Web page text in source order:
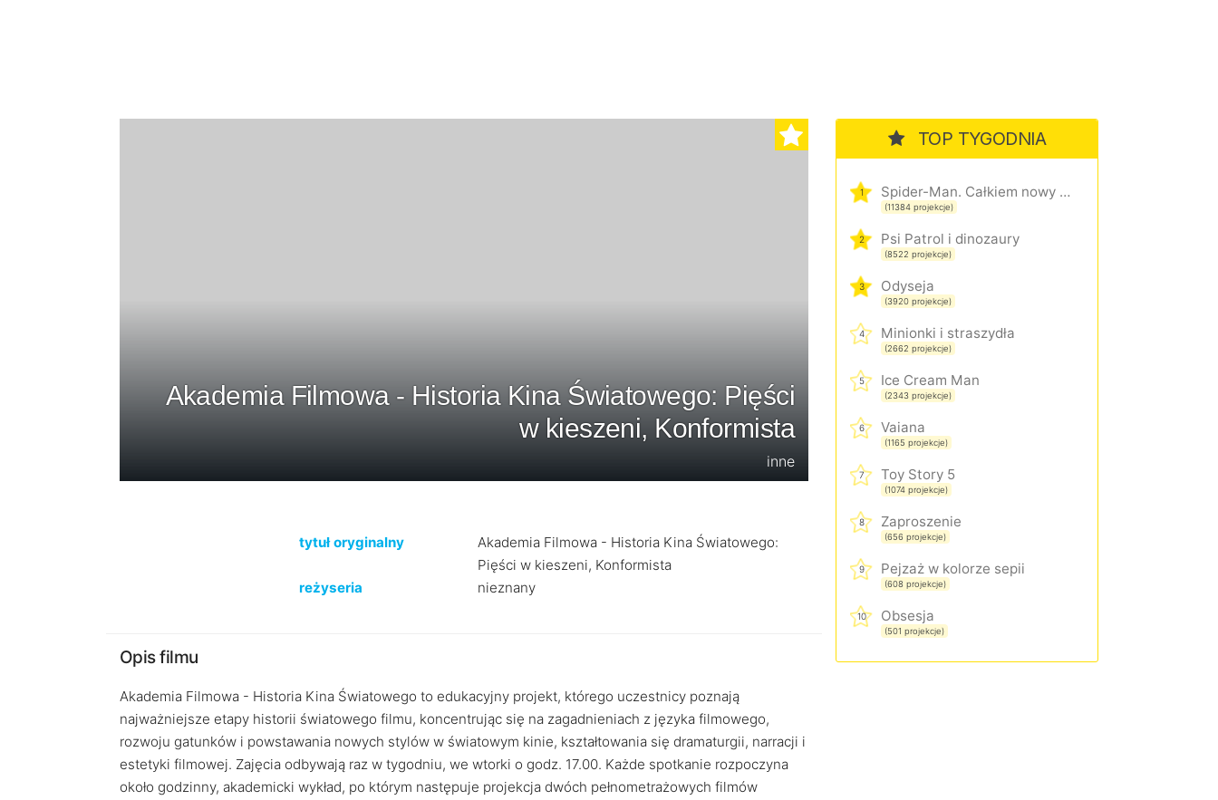
Akademia Filmowa - Historia Kina Światowego: Pięści
w kieszeni, Konformista
inne
tytuł oryginalny
Akademia Filmowa - Historia Kina Światowego:
Pięści w kieszeni, Konformista
reżyseria
nieznany
Opis filmu
Akademia Filmowa - Historia Kina Światowego to edukacyjny projekt, którego uczestnicy poznają
najważniejsze etapy historii światowego filmu, koncentrując się na zagadnieniach z języka filmowego,
rozwoju gatunków i powstawania nowych stylów w światowym kinie, kształtowania się dramaturgii, narracji i
estetyki filmowej. Zajęcia odbywają raz w tygodniu, we wtorki o godz. 17.00. Każde spotkanie rozpoczyna
około godzinny, akademicki wykład, po którym następuje projekcja dwóch pełnometrażowych filmów
TOP TYGODNIA
1 Spider-Man. Całkiem nowy dzień
(11384 projekcje)
2 Psi Patrol i dinozaury
(8522 projekcje)
3 Odyseja
(3920 projekcje)
4 Minionki i straszydła
(2662 projekcje)
5 Ice Cream Man
(2343 projekcje)
6 Vaiana
(1165 projekcje)
7 Toy Story 5
(1074 projekcje)
8 Zaproszenie
(656 projekcje)
9 Pejzaż w kolorze sepii
(608 projekcje)
10 Obsesja
(501 projekcje)